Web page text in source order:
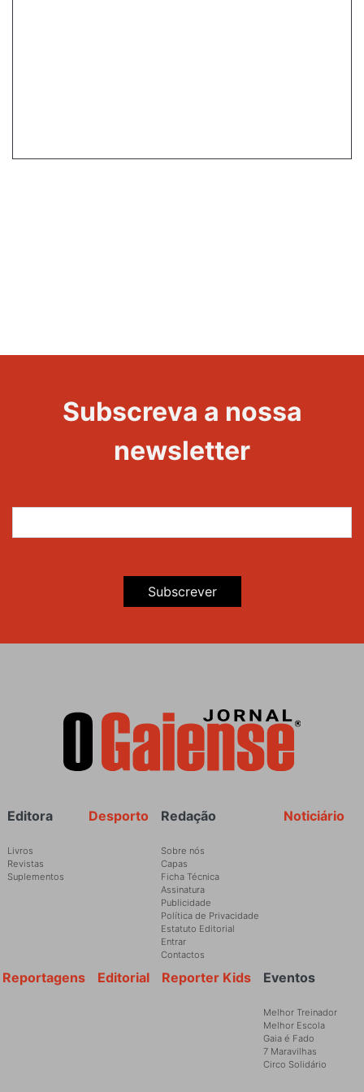
Subscreva a nossa
newsletter
Subscrever
Rodapé Noticiário
Redação
Sobre nós
Capas
Ficha Técnica
Assinatura
Publicidade
Política de Privacidade
Estatuto Editorial
Entrar
Contactos
Desporto
Editora
Livros
Revistas
Suplementos
Eventos
Melhor Treinador
Melhor Escola
Gaia é Fado
7 Maravilhas
Circo Solidário
Reporter Kids
Editorial
Reportagens